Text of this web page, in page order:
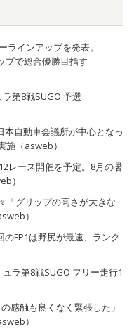
ラインアップを発表。
プで総合優勝目指す
第8戦SUGO 予選
本自動車会議所が中心となっ
施（asweb）
レース開催を予定。8月の暑
）
「グリップの高さが大きな
）
FP1は野尻が最速、ランク
ラ第8戦SUGO フリー走行1
感触も良くなく緊張した」
）